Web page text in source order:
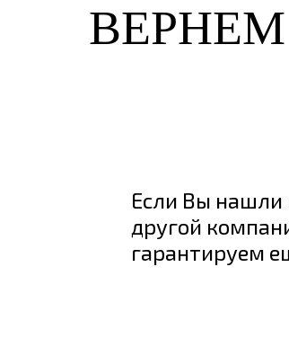
ВЕРНЕМ
Если Вы нашли
другой
гарантируем